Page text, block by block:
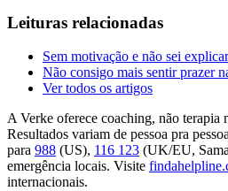
Leituras relacionadas
Sem motivação e não sei
Não consigo mais sentir prazer
Ver todos os artigos
A Verke oferece coaching, não terapia
Resultados variam de pessoa pra
para 988 (US), 116 123 (UK/EU,
emergência locais. Visite
internacionais.